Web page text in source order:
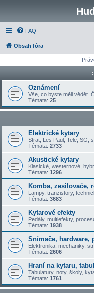
FAQ
Obsah fóra
Oznámení
Vše, co byste měli vědět.
Témata: 25
Elektrické kytary
Strat, Les Paul, Tele, SG,
Témata: 2733
Akustické kytary
Klasické, westernové,
Témata: 1296
Komba, zesilovače,
Lampy, tranzistory,
Témata: 3683
Kytarové efekty
Pedály, multiefekty,
Témata: 1938
Snímače, hardware,
Elektronika, mechaniky,
Témata: 2606
Hraní na kytaru,
Tabulatury, noty, školy,
Témata: 1761